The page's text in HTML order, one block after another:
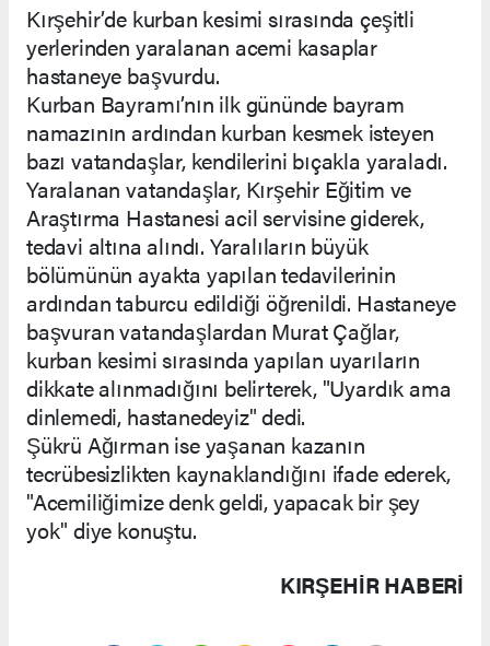
Kırşehir’de kurban kesimi sırasında çeşitli
yerlerinden yaralanan acemi kasaplar
hastaneye başvurdu.
Kurban Bayramı’nın ilk gününde bayram
namazının ardından kurban kesmek isteyen
bazı vatandaşlar, kendilerini bıçakla yaraladı.
Yaralanan vatandaşlar, Kırşehir Eğitim ve
Araştırma Hastanesi acil servisine giderek,
tedavi altına alındı. Yaralıların büyük
bölümünün ayakta yapılan tedavilerinin
ardından taburcu edildiği öğrenildi. Hastaneye
başvuran vatandaşlardan Murat Çağlar,
kurban kesimi sırasında yapılan uyarıların
dikkate alınmadığını belirterek, "Uyardık ama
dinlemedi, hastanedeyiz" dedi.
Şükrü Ağırman ise yaşanan kazanın
tecrübesizlikten kaynaklandığını ifade ederek,
"Acemiliğimize denk geldi, yapacak bir şey
yok" diye konuştu.
KIRŞEHIR HABERİ